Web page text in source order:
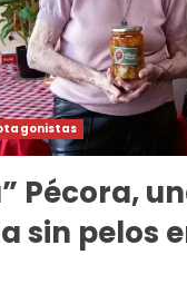
Pécora,
sin pelos